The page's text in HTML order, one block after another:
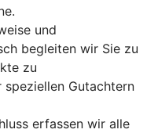
und
begleiten wir Sie zu
zu
Gutachtern
erfassen wir alle